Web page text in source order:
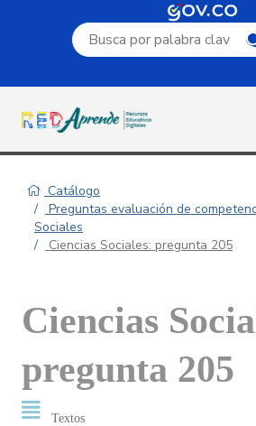
Campo de búsqueda por
Catálogo
Preguntas evaluación de
Sociales
Ciencias Sociales: pregunta 205
Ciencias
pregunta 205
Textos